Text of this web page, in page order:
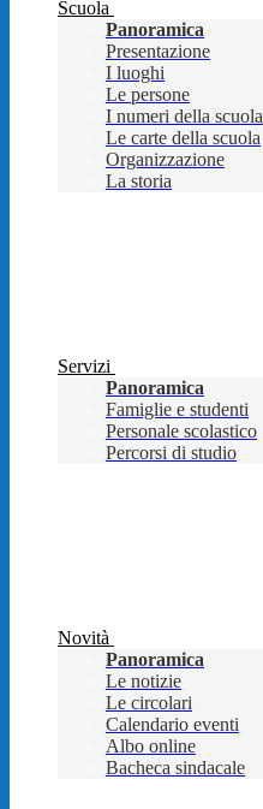
Scuola
Panoramica
Presentazione
I luoghi
Le persone
I numeri della scuola
Le carte della scuola
Organizzazione
La storia
Servizi
Panoramica
Famiglie e studenti
Personale scolastico
Percorsi di studio
Novità
Panoramica
Le notizie
Le circolari
Calendario eventi
Albo online
Bacheca sindacale